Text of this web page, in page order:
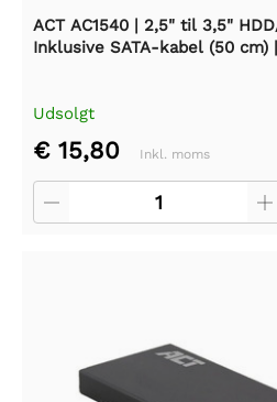
ACT AC1540 | 2,5" til 3,5"
Inklusive SATA-kabel (50
Udsolgt
€ 15,80 Inkl. moms